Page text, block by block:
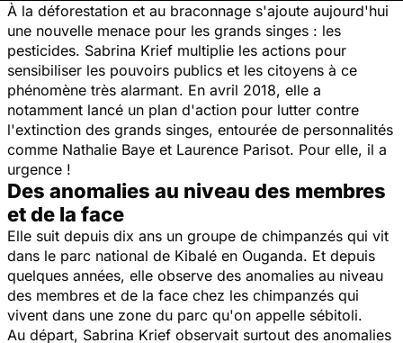
À la déforestation et au braconnage s'ajoute aujourd'hui
une nouvelle menace pour les grands singes : les
pesticides. Sabrina Krief multiplie les actions pour
sensibiliser les pouvoirs publics et les citoyens à ce
phénomène très alarmant. En avril 2018, elle a
notamment lancé un plan d'action pour lutter contre
l'extinction des grands singes, entourée de personnalités
comme Nathalie Baye et Laurence Parisot. Pour elle, il a
urgence !
Des anomalies au niveau des membres
et de la face
Elle suit depuis dix ans un groupe de chimpanzés qui vit
dans le parc national de Kibalé en Ouganda. Et depuis
quelques années, elle observe des anomalies au niveau
des membres et de la face chez les chimpanzés qui
vivent dans une zone du parc qu'on appelle sébitoli.
Au départ, Sabrina Krief observait surtout des anomalies